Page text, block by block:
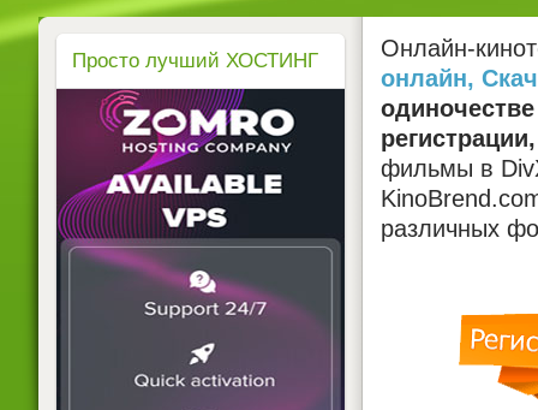
Онлайн-
онлайн,
одиночестве
фильмы в
различных
Просто лучший ХОСТИНГ